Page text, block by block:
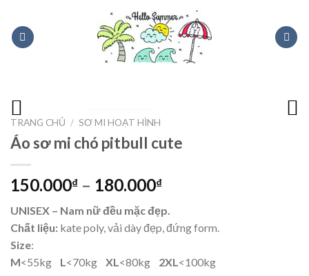
content
TRANG CHỦ / SƠ MI HOẠT HÌNH
Áo sơ mi chó pitbull cute
150.000₫ – 180.000₫
UNISEX – Nam nữ đều mặc đẹp.
Chất liệu: kate poly, vải dày đẹp, đứng form.
Size:
M<55kg L <70kg XL <80kg 2XL <100kg